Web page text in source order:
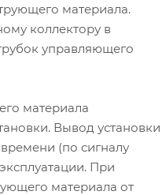
материала.
коллектору в
управляющего
материала
Вывод установки
(по сигналу
При
материала от